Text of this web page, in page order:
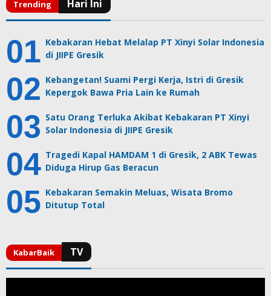
Kebakaran Hebat Melalap PT Xinyi Solar Indonesia
di JIIPE Gresik
Kebangetan! Suami Pergi Kerja, Istri di Gresik
Kepergok Bawa Pria Lain ke Rumah
Satu Orang Terluka Akibat Kebakaran PT Xinyi
Solar Indonesia di JIIPE Gresik
Tragedi Kapal HAMDAM 1 di Gresik, 2 ABK Tewas
Diduga Hirup Gas Beracun
Kebakaran Semakin Meluas, Wisata Bromo
Ditutup Total